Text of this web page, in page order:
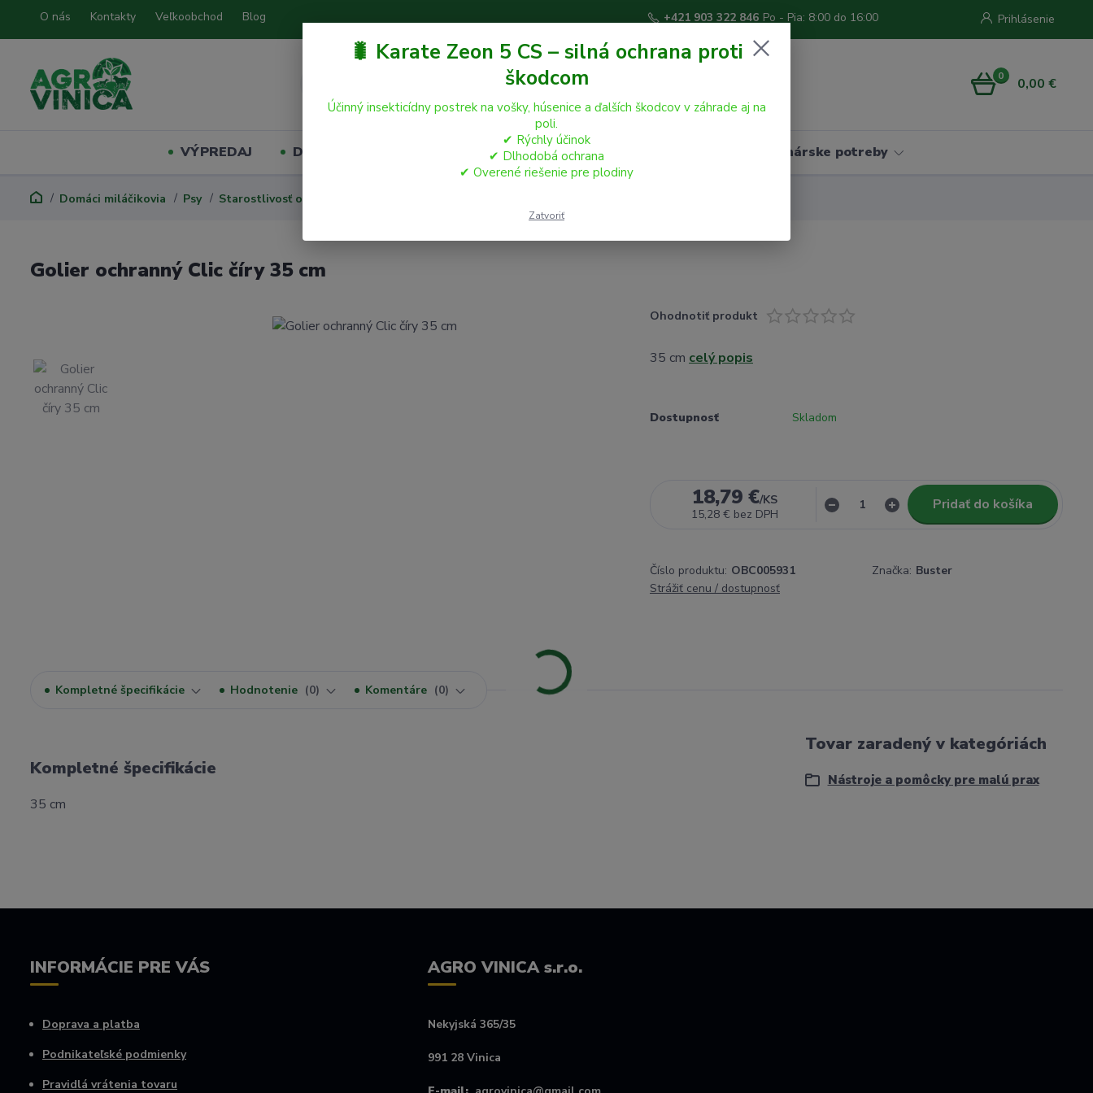
O nás Kontakty Veľkoobchod Blog Prihlásenie
+421 903 322 846 Po - Pia: 8:00 do 16:00
0 0,00 €
VÝPREDAJ Domáci miláčikovia Hospodárske zvieratá Vinárske potreby
Domáci miláčikovia Psy Starostlivosť o psa
Golier ochranný Clic číry 35 cm
Ohodnotiť produkt
35 cm celý popis
Dostupnosť Skladom
18,79 €/KS
15,28 € bez DPH
Pridať do košíka
Číslo produktu: OBC005931 Značka: Buster
Strážiť cenu / dostupnosť
Kompletné špecifikácie Hodnotenie 0 Komentáre 0
Kompletné špecifikácie
35 cm
Tovar zaradený v kategóriách
Nástroje a pomôcky pre malú prax
INFORMÁCIE PRE VÁS
Doprava a platba
Podnikateľské podmienky
Pravidlá vrátenia tovaru
AGRO VINICA s.r.o.
Nekyjská 365/35
991 28 Vinica
🐛 Karate Zeon 5 CS – silná ochrana proti
škodcom
Účinný insekticídny postrek na vošky, húsenice a ďalších škodcov v záhrade aj na
poli.
✔ Rýchly účinok
✔ Dlhodobá ochrana
✔ Overené riešenie pre plodiny
Zatvoriť